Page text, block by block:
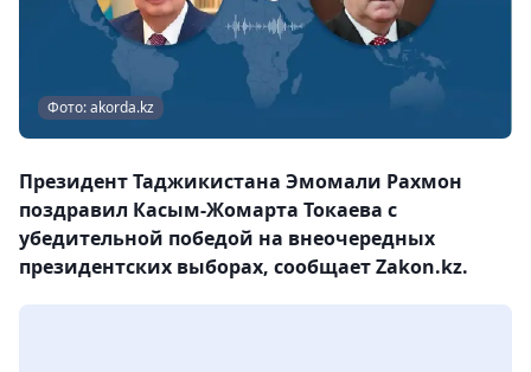
Фото: akorda.kz
Президент Таджикистана Эмомали Рахмон
поздравил Касым-Жомарта Токаева с
убедительной победой на внеочередных
президентских выборах, сообщает Zakon.kz.